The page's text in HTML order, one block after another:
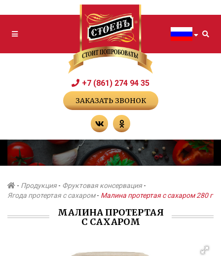
+7 (861) 274 94 35
ЗАКАЗАТЬ ЗВОНОК
- Продукция- Фруктовая консервация-
Ягода протертая с сахаром- Малина протертая с сахаром 280 г
МАЛИНА ПРОТЕРТАЯ
С САХАРОМ